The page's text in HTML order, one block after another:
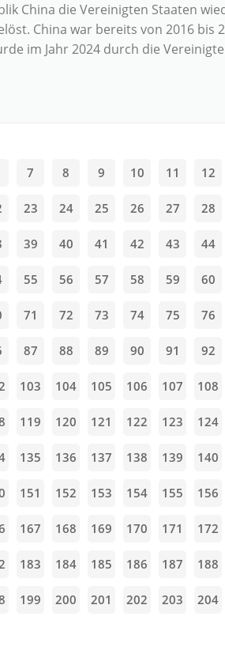
China die Vereinigten Staaten
China war bereits von 2016 bis
im Jahr 2024 durch die
7 8 9 10 11 12
23 24 25 26 27 28
39 40 41 42 43 44
55 56 57 58 59 60
71 72 73 74 75 76
87 88 89 90 91 92
103 104 105 106 107 108
119 120 121 122 123 124
135 136 137 138 139 140
151 152 153 154 155 156
167 168 169 170 171 172
183 184 185 186 187 188
199 200 201 202 203 204